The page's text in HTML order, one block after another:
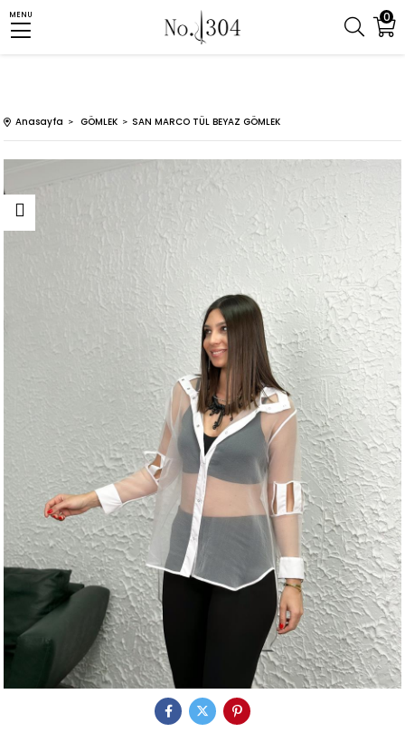
0
MENU
Anasayfa GÖMLEK SAN MARCO TÜL BEYAZ GÖMLEK